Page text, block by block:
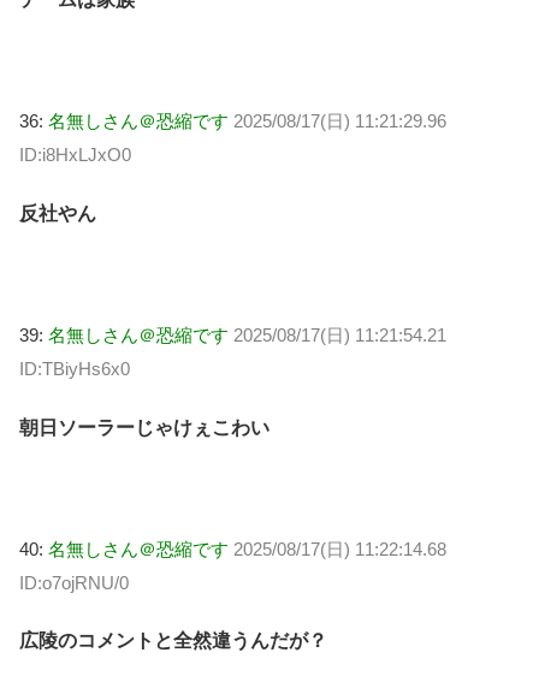
36: 名無しさん＠恐縮です 2025/08/17(日) 11:21:29.96
ID:i8HxLJxO0
反社やん
39: 名無しさん＠恐縮です 2025/08/17(日) 11:21:54.21
ID:TBiyHs6x0
朝日ソーラーじゃけぇこわい
40: 名無しさん＠恐縮です 2025/08/17(日) 11:22:14.68
ID:o7ojRNU/0
広陵のコメントと全然違うんだが？